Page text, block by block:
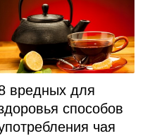
вредных для
способов
чая